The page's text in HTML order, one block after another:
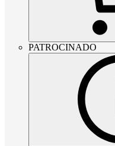
PATROCINADO